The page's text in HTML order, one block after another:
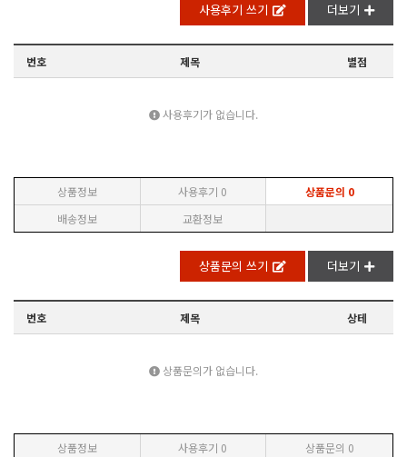
사용후기 쓰기 더보기
번호 제목 별점
사용후기가 없습니다.
상품정보 사용후기 0 상품문의 0
배송정보
교환정보
상품문의 쓰기 더보기
번호 제목 상테
상품문의가 없습니다.
상품정보 사용후기 0 상품문의 0